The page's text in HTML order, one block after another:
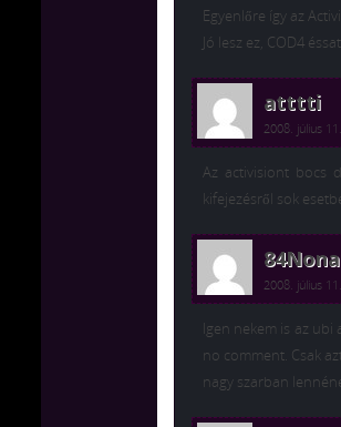
Egyenlőre így az
Jó lesz ez, COD4
atttti
2008. július
Az activisiont bocs
kifejezésről sok
2008. július
Igen nekem is az ubi
no comment. Csak
nagy szarban